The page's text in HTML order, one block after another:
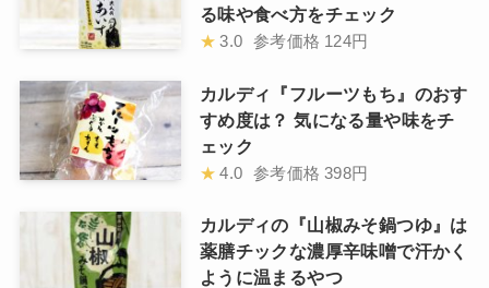
る味や食べ方をチェック
★ 3.0 参考価格 124円
カルディ『フルーツもち』のおす
すめ度は？ 気になる量や味をチ
ェック
★ 4.0 参考価格 398円
カルディの『山椒みそ鍋つゆ』は
薬膳チックな濃厚辛味噌で汗かく
ように温まるやつ